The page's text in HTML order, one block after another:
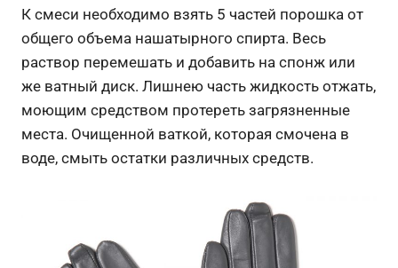
К смеси необходимо взять 5 частей порошка от
общего объема нашатырного спирта. Весь
раствор перемешать и добавить на спонж или
же ватный диск. Лишнею часть жидкость отжать,
моющим средством протереть загрязненные
места. Очищенной ваткой, которая смочена в
воде, смыть остатки различных средств.